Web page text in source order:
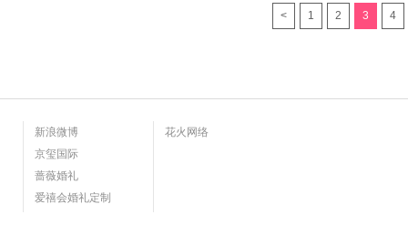
< 1 2 3 4
新浪微博
京玺国际
蔷薇婚礼
爱禧会婚礼定制
花火网络